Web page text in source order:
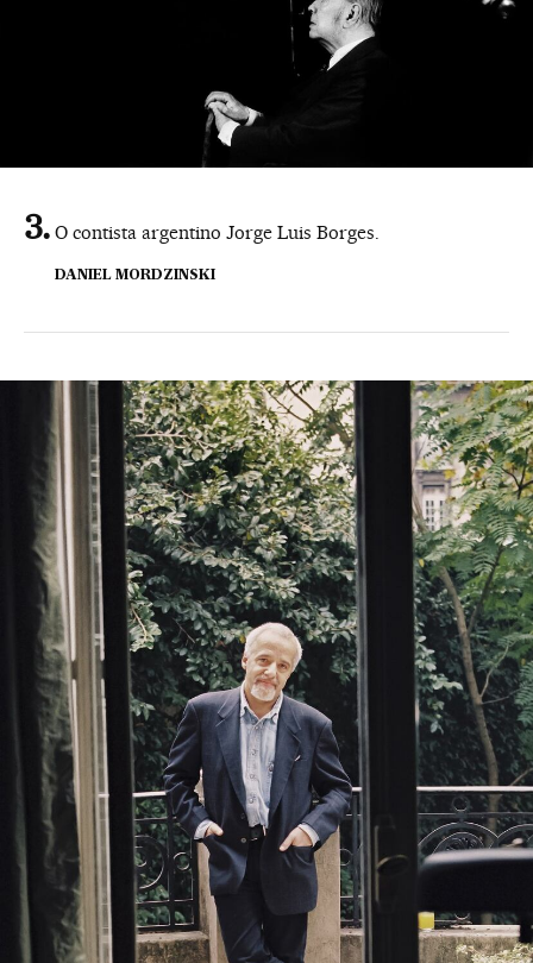
O contista argentino Jorge Luis Borges.
DANIEL MORDZINSKI